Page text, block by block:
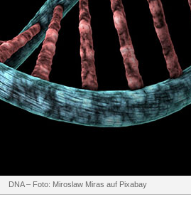
DNA – Foto: Miroslaw Miras auf Pixabay